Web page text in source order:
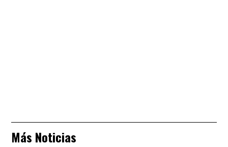
Más Noticias